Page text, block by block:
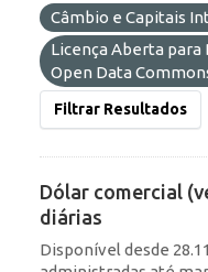
Câmbio e Capitais
Licença Aberta para
Open Data
Filtrar Resultados
Dólar comercial
diárias
Disponível desde